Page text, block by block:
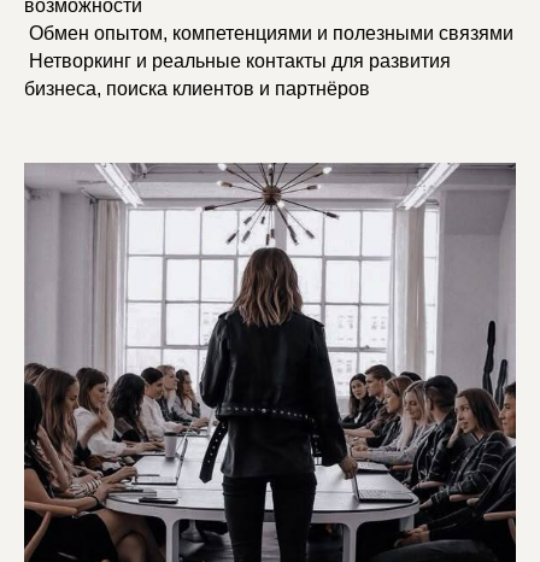
возможности
Обмен опытом, компетенциями и полезными связями
Нетворкинг и реальные контакты для развития
бизнеса, поиска клиентов и партнёров